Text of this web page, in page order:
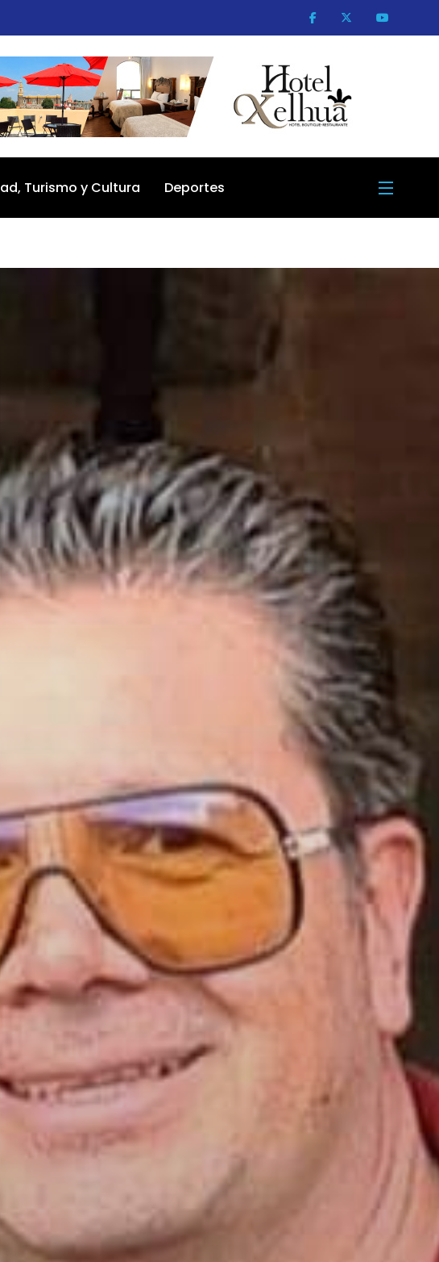
Turismo y Cultura Deportes